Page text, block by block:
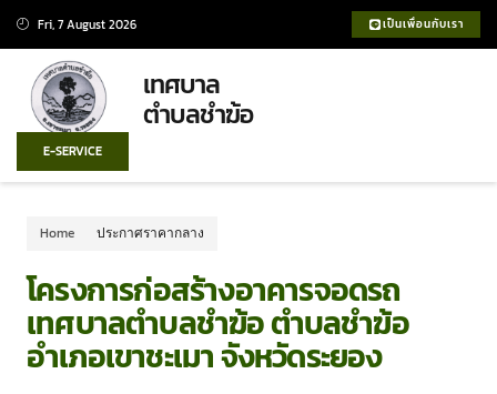
Fri, 7 August 2026 เป็นเพื่อนกับเรา
เทศบาล
ตำบลชำฆ้อ
E-SERVICE
Home ประกาศราคากลาง
โครงการก่อสร้างอาคารจอดรถ
เทศบาลตำบลชำฆ้อ ตำบลชำฆ้อ
อำเภอเขาชะเมา จังหวัดระยอง